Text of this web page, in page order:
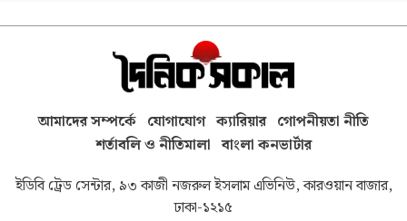
আমাদের সম্পর্কে যোগাযোগ ক্যারিয়ার গোপনীয়তা নীতি
শর্তাবলি ও নীতিমালা বাংলা কনভার্টার
ইডিবি ট্রেড সেন্টার, ৯৩ কাজী নজরুল ইসলাম এভিনিউ, কারওয়ান বাজার,
ঢাকা-১২১৫